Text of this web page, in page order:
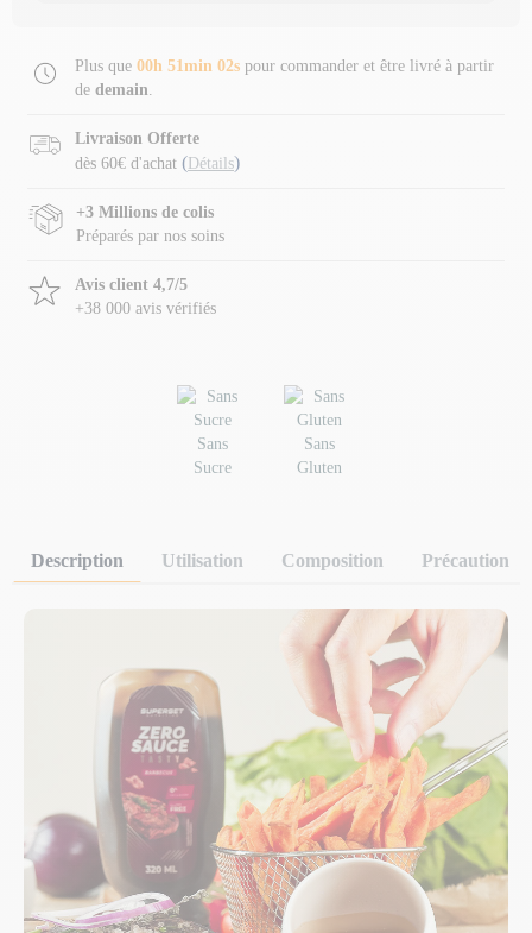
Plus que 00h 51min 01s pour commander et être livré à partir
de demain.
Livraison Offerte
dès 60€ d'achat ( Détails)
+3 Millions de colis
Préparés par nos soins
Avis client 4,7/5
+38 000 avis vérifiés
Sans
Sucre
Sans
Gluten
Description Utilisation Composition Précaution